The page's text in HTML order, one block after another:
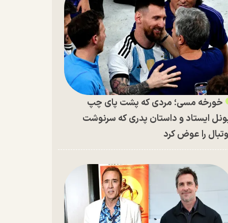
خورخه مسی؛ مردی که پشت پای چپ
ایستاد و داستان پدری که سرنوشت
را عوض کرد